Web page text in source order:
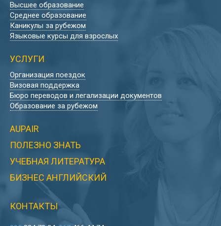
Высшее образование
Среднее образование
Каникулы за рубежом
Языковые курсы для взрослых
УСЛУГИ
Организация поездок
Визовая поддержка
Бюро переводов и легализации документов
Образование за рубежом
AUPAIR
ПОЛЕЗНО ЗНАТЬ
УЧЕБНАЯ ЛИТЕРАТУРА
БИЗНЕС АНГЛИЙСКИЙ
КОНТАКТЫ